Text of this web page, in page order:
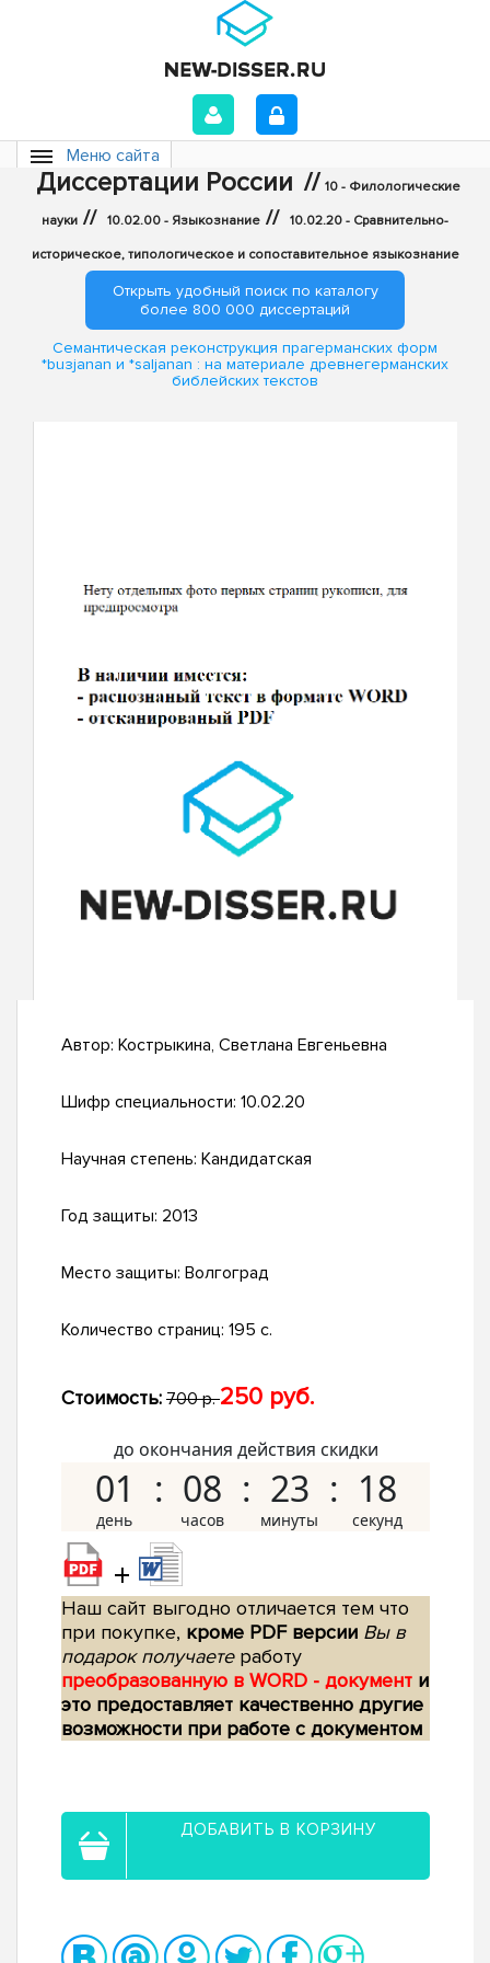
Меню сайта
Диссертации России // 10 - Филологические
науки // 10.02.00 - Языкознание // 10.02.20 - Сравнительно-
историческое, типологическое и сопоставительное языкознание
Открыть удобный поиск по каталогу
более 800 000 диссертаций
Семантическая реконструкция прагерманских форм
*buзjanan и *saljanan : на материале древнегерманских
библейских текстов
Автор: Кострыкина, Светлана Евгеньевна
Шифр специальности: 10.02.20
Научная степень: Кандидатская
Год защиты: 2013
Место защиты: Волгоград
Количество страниц: 195 с.
Стоимость: 700 р.250 руб.
до окончания действия скидки
01 08 23 17
+
Наш сайт выгодно отличается тем что
при покупке, кроме PDF версии Вы в
подарок получаетеработу
преобразованную в WORD - документ и
это предоставляет качественно другие
возможности при работе с документом
ДОБАВИТЬ В КОРЗИНУ